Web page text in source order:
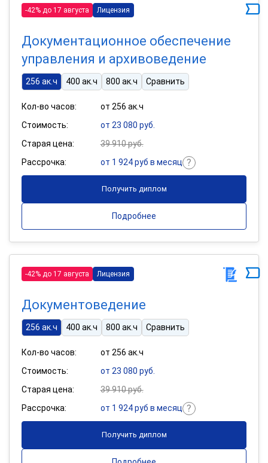
-42% до 17 августа Лицензия
Документационное обеспечение
управления и архивоведение
256 ак.ч 400 ак.ч 800 ак.ч Сравнить
Кол-во часов:
от 256 ак.ч
Стоимость:
от 23 080 руб.
Старая цена:
39 910 руб.
Рассрочка:
от 1 924 руб в месяц
Получить диплом
Подробнее
-42% до 17 августа Лицензия
Документоведение
256 ак.ч 400 ак.ч 800 ак.ч Сравнить
Кол-во часов:
от 256 ак.ч
Стоимость:
от 23 080 руб.
Старая цена:
39 910 руб.
Рассрочка:
от 1 924 руб в месяц
Получить диплом